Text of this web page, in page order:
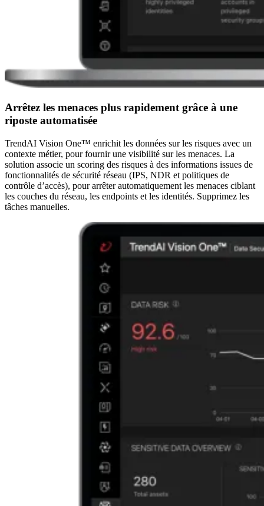
Arrêtez les menaces plus rapidement grâce à une
riposte automatisée
TrendAI Vision One™ enrichit les données sur les risques avec un
contexte métier, pour fournir une visibilité sur les menaces. La
solution associe un scoring des risques à des informations issues de
fonctionnalités de sécurité réseau (IPS, NDR et politiques de
contrôle d’accès), pour arrêter automatiquement les menaces ciblant
les couches du réseau, les endpoints et les identités. Supprimez les
tâches manuelles.